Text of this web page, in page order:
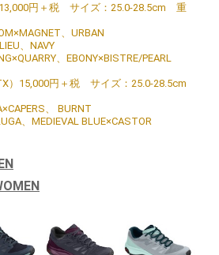
13,000円＋税 サイズ：25.0-28.5cm 重
、URBAN
、NAVY
、EBONY×BISTRE/PEARL
）15,000円＋税 サイズ：25.0-28.5cm
、 BURNT
、MEDIEVAL BLUE×CASTOR